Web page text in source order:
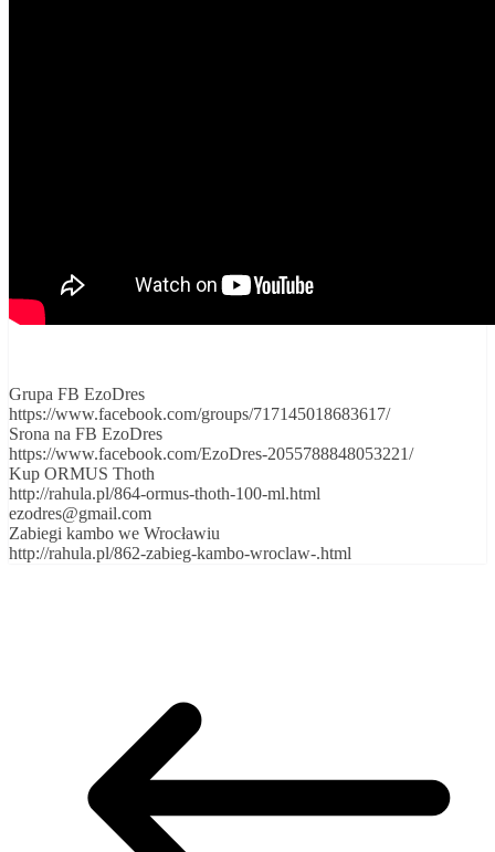
Grupa FB EzoDres
https://www.facebook.com/groups/717145018683617/
Srona na FB EzoDres
https://www.facebook.com/EzoDres-2055788848053221/
Kup ORMUS Thoth
http://rahula.pl/864-ormus-thoth-100-ml.html
ezodres@gmail.com
Zabiegi kambo we Wrocławiu
http://rahula.pl/862-zabieg-kambo-wroclaw-.html